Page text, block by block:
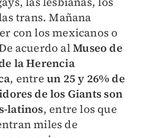
trans. Mañana
con los mexicanos o
acuerdo alMuseo de
la Herencia
, entre un 25 y 26% de
de los Giants son
latinos, entre los que
miles de